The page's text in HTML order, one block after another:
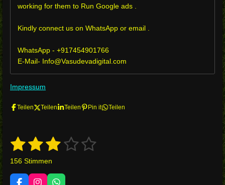
working for them to Run Google ads .
Kindly connect us on WhatsApp or email .
WhatsApp - +917454901766
E-Mail- Info@Vasudevadigital.com
Impressum
Teilen Teilen Teilen Pin it Teilen
B
e
w
e
1
S
t
2
S
t
3
S
t
4
t
5
156 Stimmen